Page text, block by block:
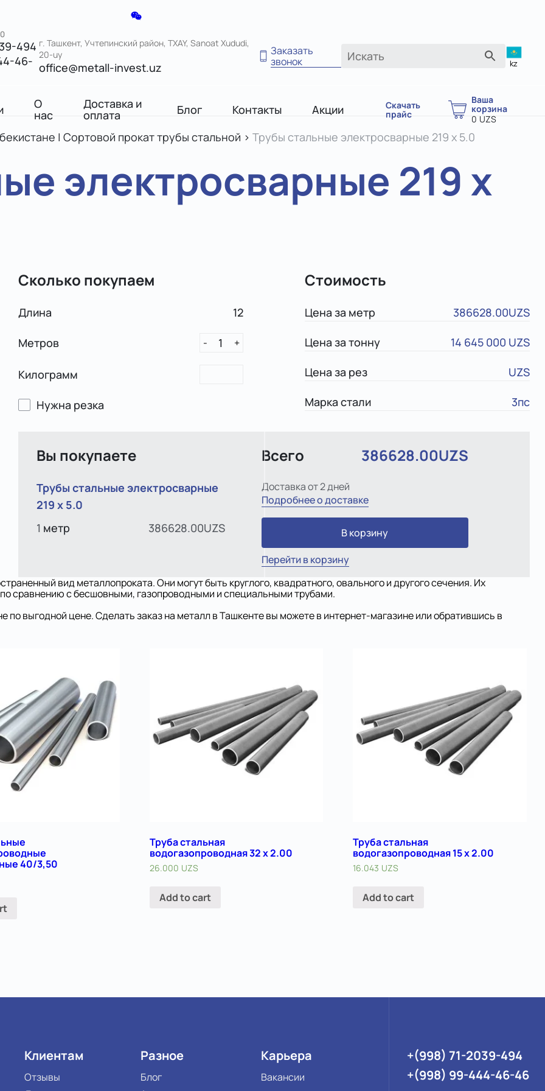
494
46-
г. Ташкент, Учтепинский район, TXAY, Sanoat Xududi,
20-uy
office@metall-invest.uz
Заказать
звонок
kz
О
нас
Доставка и
оплата Блог Контакты Акции Скачать
прайс
Ваша
корзина
0 UZS
| Сортовой прокат трубы стальной > Трубы стальные электросварные 219 х 5.0
электросварные 219 х
Сколько покупаем
Длина 12
Метров - 1 +
Килограмм
Нужна резка
Стоимость
Цена за метр 386628.00UZS
Цена за тонну 14 645 000 UZS
Цена за рез UZS
Марка стали 3пс
Вы покупаете
Трубы стальные электросварные
219 х 5.0
1 метр 386628.00UZS
Всего 386628.00UZS
Доставка от 2 дней
Подробнее о доставке
В корзину
Перейти в корзину
вид металлопроката. Они могут быть круглого, квадратного, овального и другого сечения. Их
сравнению с бесшовными, газопроводными и специальными трубами.
по выгодной цене. Сделать заказ на металл в Ташкенте вы можете в интернет-магазине или обратившись в
40/3,50
Труба стальная
водогазопроводная 32 х 2.00
26.000 UZS
Add to cart
Труба стальная
водогазопроводная 15 х 2.00
16.043 UZS
Add to cart
Клиентам
Отзывы
Разное
Блог
Карьера
Вакансии
+(998) 71-2039-494
+(998) 99-444-46-46